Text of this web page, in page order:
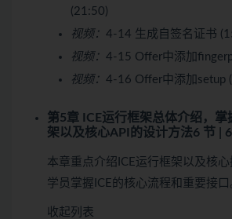
(21:50)
视频： 4-14 生成自签名证书
视频： 4-15 Offer中添加
视频： 4-16 Offer中添加setup
第5章 ICE运行框架总体介绍，掌
架以及核心API的设计方法6 节 |
本章重点介绍ICE运行框架以及核
学员掌握ICE的核心流程和重要接口
收起列表